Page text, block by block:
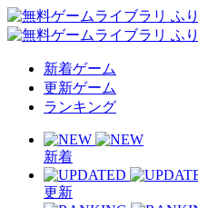
新着ゲーム
更新ゲーム
ランキング
新着
更新